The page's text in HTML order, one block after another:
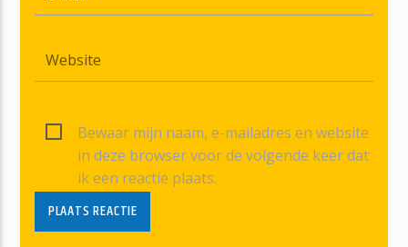
Bewaar mijn naam, e-mailadres en website
in deze browser voor de volgende keer dat
ik een reactie plaats.